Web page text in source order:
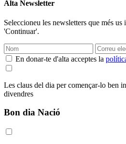
Alta Newsletter
Seleccioneu les newsletters que més us
'Continuar'.
En donar-te d'alta acceptes la
Les claus del dia per començar-lo ben
divendres
Bon dia Nació